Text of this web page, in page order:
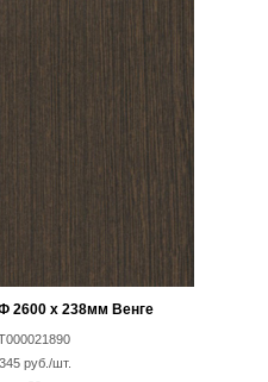
2600 х 238мм Венге
руб./шт.